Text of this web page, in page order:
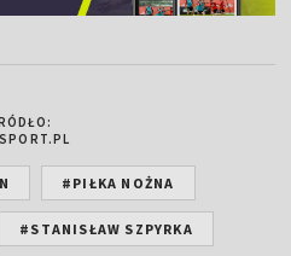
#PIŁKA NOŻNA
#STANISŁAW SZPYRKA